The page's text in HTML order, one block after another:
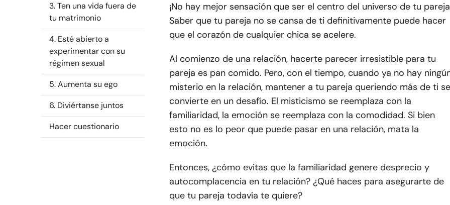
3. Ten una vida fuera de
tu matrimonio
4. Esté abierto a
experimentar con su
régimen sexual
5. Aumenta su ego
6. Diviértanse juntos
Hacer cuestionario
¡No hay mejor sensación que ser el centro del universo de tu
Saber que tu pareja no se cansa de ti definitivamente puede hacer
que el corazón de cualquier chica se acelere.
Al comienzo de una relación, hacerte parecer irresistible para tu
pareja es pan comido. Pero, con el tiempo, cuando ya no hay
misterio en la relación, mantener a tu pareja queriendo más de ti se
convierte en un desafío. El misticismo se reemplaza con la
familiaridad, la emoción se reemplaza con la comodidad. Si bien
esto no es lo peor que puede pasar en una relación, mata la
emoción.
Entonces, ¿cómo evitas que la familiaridad genere desprecio y
autocomplacencia en tu relación? ¿Qué haces para asegurarte de
que tu pareja todavía te quiere?